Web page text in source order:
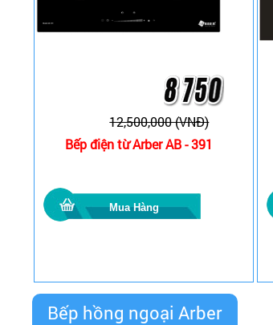
12,500,000 (VNĐ)
Bếp điện từ Arber AB - 391
Bếp hồng ngoại Arber